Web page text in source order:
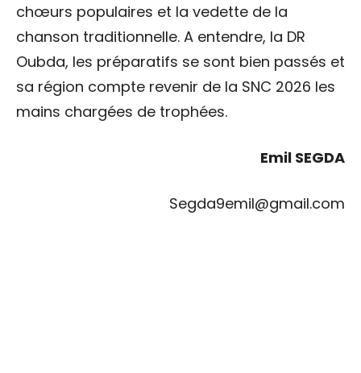
chœurs populaires et la vedette de la
chanson traditionnelle. A entendre, la DR
Oubda, les préparatifs se sont bien passés et
sa région compte revenir de la SNC 2026 les
mains chargées de trophées.
Emil SEGDA
Segda9emil@gmail.com